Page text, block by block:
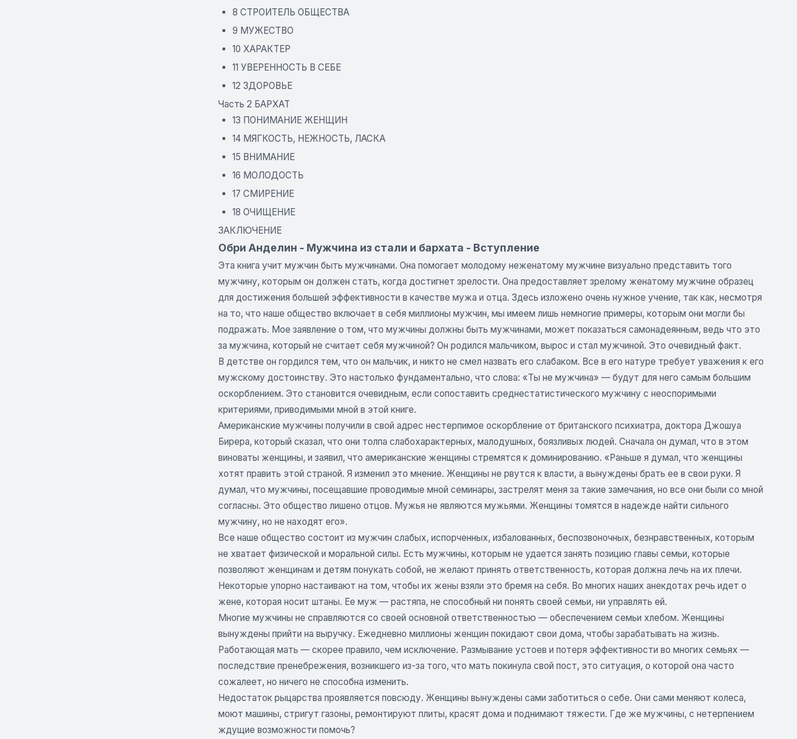
8 СТРОИТЕЛЬ ОБЩЕСТВА
9 МУЖЕСТВО
10 ХАРАКТЕР
11 УВЕРЕННОСТЬ В СЕБЕ
12 ЗДОРОВЬЕ
Часть 2 БАРХАТ
13 ПОНИМАНИЕ ЖЕНЩИН
14 МЯГКОСТЬ, НЕЖНОСТЬ, ЛАСКА
15 ВНИМАНИЕ
16 МОЛОДОСТЬ
17 СМИРЕНИЕ
18 ОЧИЩЕНИЕ
ЗАКЛЮЧЕНИЕ
Обри Анделин - Мужчина из стали и бархата - Вступление
Эта книга учит мужчин быть мужчинами. Она помогает молодому неженатому мужчине визуально представить того
мужчину, которым он должен стать, когда достигнет зрелости. Она предоставляет зрелому женатому мужчине образец
для достижения большей эффективности в качестве мужа и отца. Здесь изложено очень нужное учение, так как, несмотря
на то, что наше общество включает в себя миллионы мужчин, мы имеем лишь немногие примеры, которым они могли бы
подражать. Мое заявление о том, что мужчины должны быть мужчинами, может показаться самонадеянным, ведь что это
за мужчина, который не считает себя мужчиной? Он родился мальчиком, вырос и стал мужчиной. Это очевидный факт.
В детстве он гордился тем, что он мальчик, и никто не смел назвать его слабаком. Все в его натуре требует уважения к его
мужскому достоинству. Это настолько фундаментально, что слова: «Ты не мужчина» — будут для него самым большим
оскорблением. Это становится очевидным, если сопоставить среднестатистического мужчину с неоспоримыми
критериями, приводимыми мной в этой книге.
Американские мужчины получили в свой адрес нестерпимое оскорбление от британского психиатра, доктора Джошуа
Бирера, который сказал, что они толпа слабохарактерных, малодушных, боязливых людей. Сначала он думал, что в этом
виноваты женщины, и заявил, что американские женщины стремятся к доминированию. «Раньше я думал, что женщины
хотят править этой страной. Я изменил это мнение. Женщины не рвутся к власти, а вынуждены брать ее в свои руки. Я
думал, что мужчины, посещавшие проводимые мной семинары, застрелят меня за такие замечания, но все они были со мной
согласны. Это общество лишено отцов. Мужья не являются мужьями. Женщины томятся в надежде найти сильного
мужчину, но не находят его».
Все наше общество состоит из мужчин слабых, испорченных, избалованных, беспозвоночных, безнравственных, которым
не хватает физической и моральной силы. Есть мужчины, которым не удается занять позицию главы семьи, которые
позволяют женщинам и детям понукать собой, не желают принять ответственность, которая должна лечь на их плечи.
Некоторые упорно настаивают на том, чтобы их жены взяли это бремя на себя. Во многих наших анекдотах речь идет о
жене, которая носит штаны. Ее муж — растяпа, не способный ни понять своей семьи, ни управлять ей.
Многие мужчины не справляются со своей основной ответственностью — обеспечением семьи хлебом. Женщины
вынуждены прийти на выручку. Ежедневно миллионы женщин покидают свои дома, чтобы зарабатывать на жизнь.
Работающая мать — скорее правило, чем исключение. Размывание устоев и потеря эффективности во многих семьях —
последствие пренебрежения, возникшего из-за того, что мать покинула свой пост, это ситуация, о которой она часто
сожалеет, но ничего не способна изменить.
Недостаток рыцарства проявляется повсюду. Женщины вынуждены сами заботиться о себе. Они сами меняют колеса,
моют машины, стригут газоны, ремонтируют плиты, красят дома и поднимают тяжести. Где же мужчины, с нетерпением
ждущие возможности помочь?